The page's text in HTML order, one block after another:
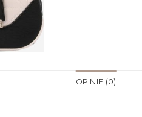
OPINIE (0)